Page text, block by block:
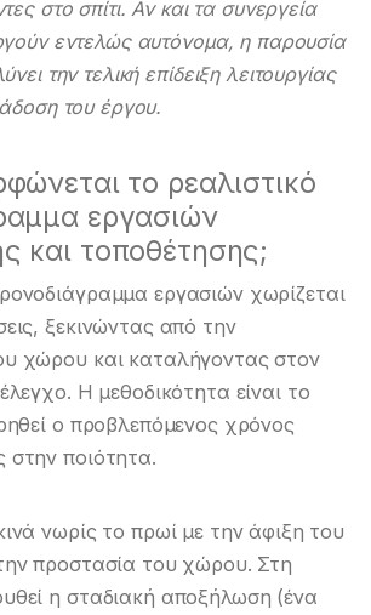
στο σπίτι. Αν και τα συνεργεία
εντελώς αυτόνομα, η παρουσία
την τελική επίδειξη λειτουργίας
του έργου.
το ρεαλιστικό
εργασιών
και τοποθέτησης;
εργασιών χωρίζεται
ξεκινώντας από την
χώρου και καταλήγοντας στον
Η μεθοδικότητα είναι το
ο προβλεπόμενος χρόνος
στην ποιότητα.
νωρίς το πρωί με την άφιξη του
προστασία του χώρου. Στη
η σταδιακή αποξήλωση (ένα